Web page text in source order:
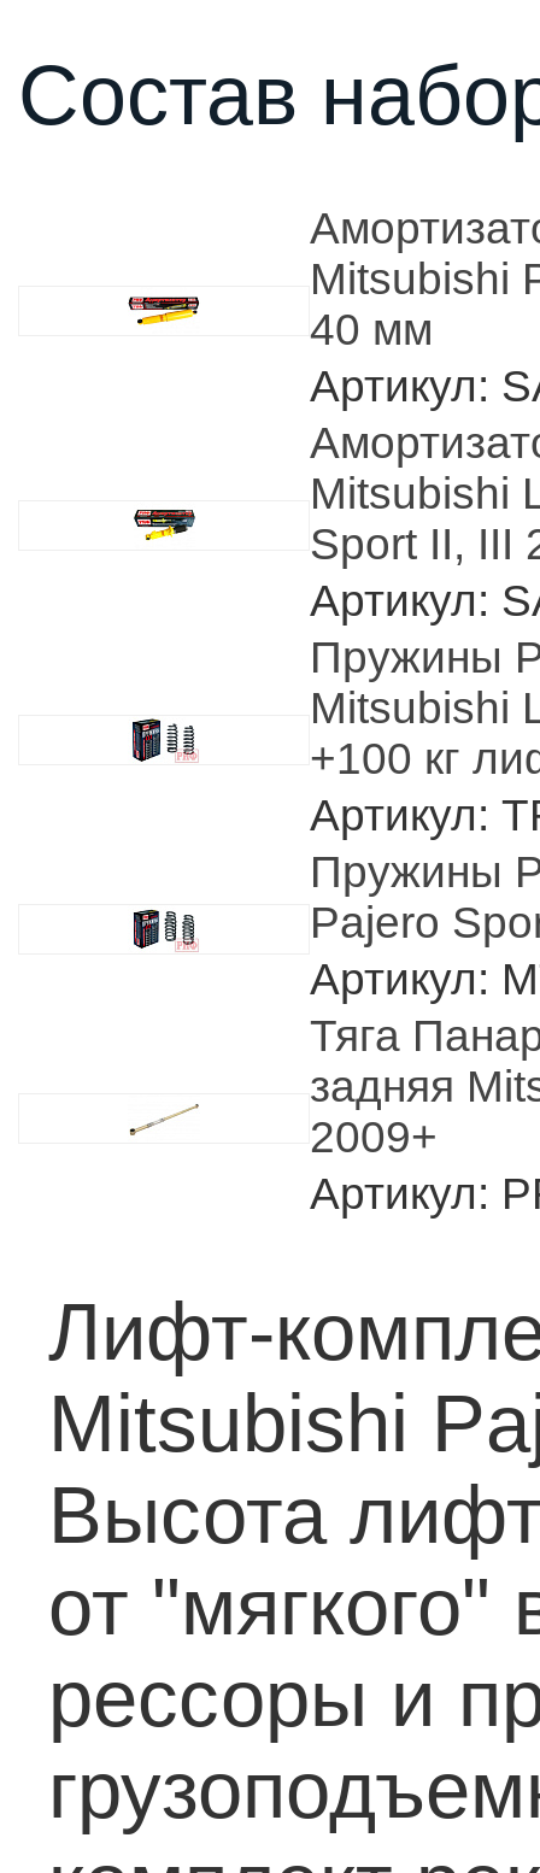
Состав
Mitsubishi
40 мм
Артикул:
Mitsubishi
Sport II, III
Артикул:
Пружины
Mitsubishi
+100 кг
Артикул:
Пружины
Pajero
Артикул:
Тяга
задняя
2009+
Артикул:
Лифт-
Mitsubishi
Высота
от
рессоры и